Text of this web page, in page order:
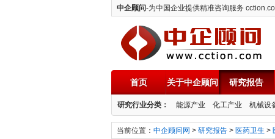
中企顾问-为中国企业提供精准咨询服务
中企顾问
首页 关于中企顾问 研究报告
研究行业分类： 能源产业 化工产业 机械设
当前位置： 中企顾问网 > 研究报告 > 医药卫生 >